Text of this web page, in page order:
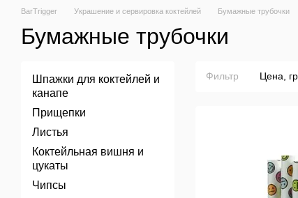
BarTrigger Украшение и сервировка коктейлей Бумажные трубочки
Бумажные трубочки
Фильтр Цена,
Шпажки для коктейлей и
канапе
Прищепки
Листья
Коктейльная вишня и
цукаты
Чипсы